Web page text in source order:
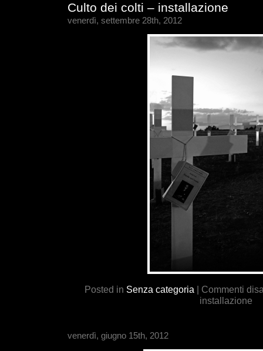
Culto dei colti – installazione
venerdì, settembre 28th, 2012
Posted in Senza categoria | Commenti
installazione
venerdì, giugno 15th, 2012